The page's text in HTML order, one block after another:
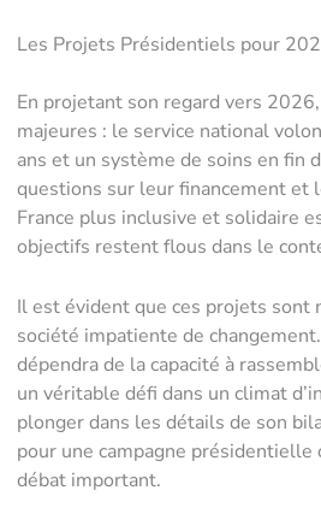
Les Projets Présidentiels pour
En projetant son regard vers
majeures : le service national
ans et un système de soins en fin
questions sur leur financement et
France plus inclusive et solidaire
objectifs restent flous dans le
Il est évident que ces projets sont
société impatiente de
dépendra de la capacité à
un véritable défi dans un climat
plonger dans les détails de son
pour une campagne présidentielle
débat important.